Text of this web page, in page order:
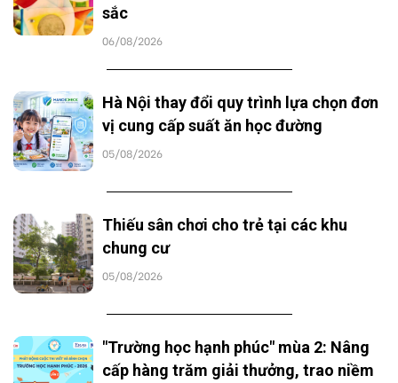
sắc
06/08/2026
Hà Nội thay đổi quy trình lựa chọn đơn
vị cung cấp suất ăn học đường
05/08/2026
Thiếu sân chơi cho trẻ tại các khu
chung cư
05/08/2026
"Trường học hạnh phúc" mùa 2: Nâng
cấp hàng trăm giải thưởng, trao niềm